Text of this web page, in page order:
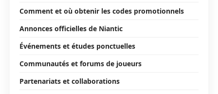
Comment et où obtenir les codes promotionnels
Annonces officielles de Niantic
Événements et études ponctuelles
Communautés et forums de joueurs
Partenariats et collaborations